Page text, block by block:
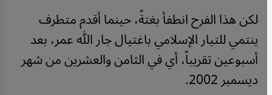
لكن هذا الفرح انطفأ بغتةً، حينما أقدم متطرف
ينتمي للتيار الإسلامي باغتيال جار الله عمر، بعد
أسبوعين تقريباً، أي في الثامن والعشرين من شهر
ديسمبر 2002
.